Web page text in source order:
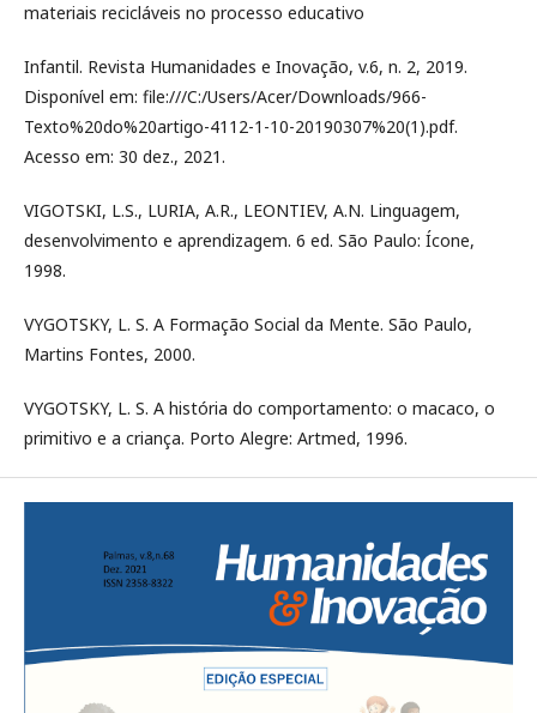
materiais recicláveis no processo educativo
Infantil. Revista Humanidades e Inovação, v.6, n. 2, 2019.
Disponível em: file:///C:/Users/Acer/Downloads/966-
Texto%20do%20artigo-4112-1-10-20190307%20(1).pdf.
Acesso em: 30 dez., 2021.
VIGOTSKI, L.S., LURIA, A.R., LEONTIEV, A.N. Linguagem,
desenvolvimento e aprendizagem. 6 ed. São Paulo: Ícone,
1998.
VYGOTSKY, L. S. A Formação Social da Mente. São Paulo,
Martins Fontes, 2000.
VYGOTSKY, L. S. A história do comportamento: o macaco, o
primitivo e a criança. Porto Alegre: Artmed, 1996.